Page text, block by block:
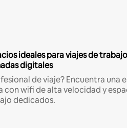
ideales para viajes de
digitales
de viaje? Encuentra una
con wifi de alta velocidad y
dedicados.